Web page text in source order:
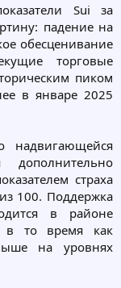
Sui за
падение на
обесценивание
торговые
пиком
в январе 2025
надвигающейся
дополнительно
страха
100. Поддержка
в районе
в то время как
на уровнях